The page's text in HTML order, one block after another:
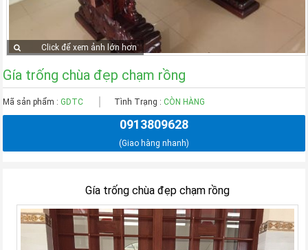
Click để xem ảnh lớn hơn
Gía trống chùa đẹp chạm rồng
Mã sản phẩm :GDTC Tình Trạng : CÒN HÀNG
0913809628
(Giao hàng nhanh)
Gía trống chùa đẹp chạm rồng